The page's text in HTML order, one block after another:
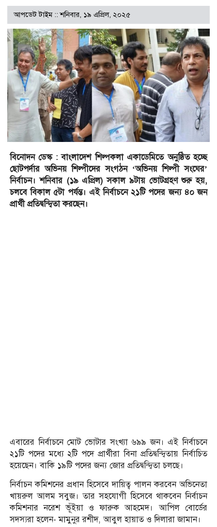
আপডেট টাইম :: শনিবার, ১৯ এপ্রিল, ২০২৫
বিনোদন ডেস্ক : বাংলাদেশ শিল্পকলা একাডেমিতে অনুষ্ঠিত হচ্ছে
ছোটপর্দার অভিনয় শিল্পীদের সংগঠন ‘অভিনয় শিল্পী সংঘের’
নির্বাচন। শনিবার (১৯ এপ্রিল) সকাল ৯টায় ভোটগ্রহণ শুরু হয়,
চলবে বিকাল ৫টা পর্যন্ত। এই নির্বাচনে ২১টি পদের জন্য ৪০ জন
প্রার্থী প্রতিদ্বন্দ্বিতা করছেন।
এবারের নির্বাচনে মোট ভোটার সংখ্যা ৬৯৯ জন। এই নির্বাচনে
২১টি পদের মধ্যে ২টি পদে প্রার্থীরা বিনা প্রতিদ্বন্দ্বিতায় নির্বাচিত
হয়েছেন। বাকি ১৯টি পদের জন্য জোর প্রতিদ্বন্দ্বিতা চলছে।
নির্বাচন কমিশনের প্রধান হিসেবে দায়িত্ব পালন করবেন অভিনেতা
খায়রুল আলম সবুজ। তার সহযোগী হিসেবে থাকবেন নির্বাচন
কমিশনার নরেশ ভূঁইয়া ও ফারুক আহমেদ। আপিল বোর্ডের
সদস্যরা হলেন- মামুনুর রশীদ, আবুল হায়াত ও দিলারা জামান।